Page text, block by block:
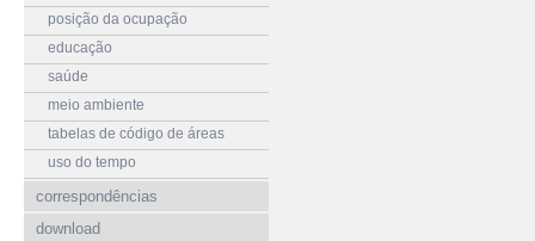
posição da ocupação
educação
saúde
meio ambiente
tabelas de código de áreas
uso do tempo
correspondências
download